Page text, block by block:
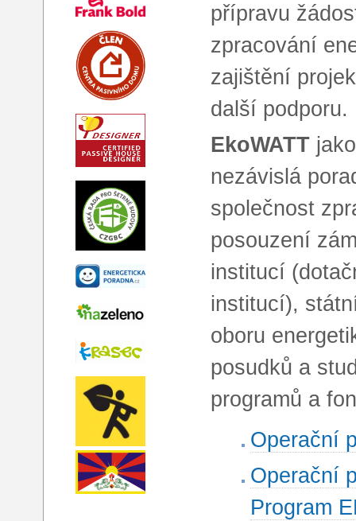
přípravu
zpracování
zajištění
další podporu.
EkoWATT
nezávislá
společnost
posouzení
institucí
institucí),
oboru
posudků a
programů a
Operační
Operační
Program